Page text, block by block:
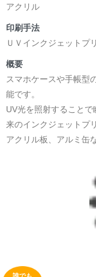
アクリル
印刷手法
ＵＶインクジェットプ
概要
スマホケースや手帳型
能です。
UV光を照射すること
来のインクジェットプ
アクリル板、アルミ缶